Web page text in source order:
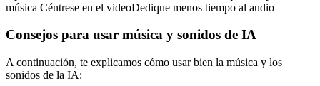
música Céntrese en el videoDedique menos tiempo al audio
Consejos para usar música y sonidos de IA
A continuación, te explicamos cómo usar bien la música y los
sonidos de la IA: